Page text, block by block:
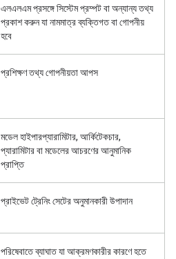
এলএলএম প্রসঙ্গে সিস্টেম প্রম্পট বা অন্যান্য তথ্য
প্রকাশ করুন যা নামমাত্র ব্যক্তিগত বা গোপনীয়
হবে
প্রশিক্ষণ তথ্য গোপনীয়তা আপস
মডেল হাইপারপ্যারামিটার, আর্কিটেকচার,
প্যারামিটার বা মডেলের আচরণের আনুমানিক
প্রাপ্তি
প্রাইভেট ট্রেনিং সেটের অনুমানকারী উপাদান
পরিষেবাতে ব্যাঘাত যা আক্রমণকারীর কারণে হতে